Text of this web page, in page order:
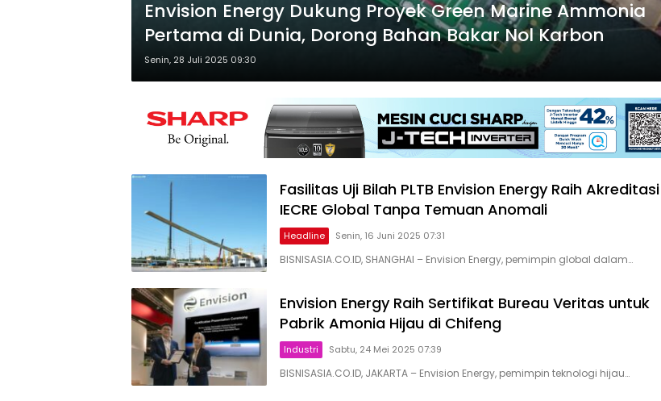
Envision Energy Dukung Proyek Green Marine Ammonia
Pertama di Dunia, Dorong Bahan Bakar Nol Karbon
Senin, 28 Juli 2025 09:30
Fasilitas Uji Bilah PLTB Envision Energy Raih Akreditasi
IECRE Global Tanpa Temuan Anomali
Headline Senin, 16 Juni 2025 07:31
BISNISASIA.CO.ID, SHANGHAI – Envision Energy, pemimpin global dalam…
Envision Energy Raih Sertifikat Bureau Veritas untuk
Pabrik Amonia Hijau di Chifeng
Industri Sabtu, 24 Mei 2025 07:39
BISNISASIA.CO.ID, JAKARTA – Envision Energy, pemimpin teknologi hijau…